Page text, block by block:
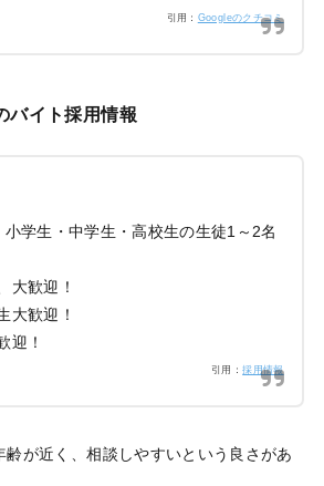
引用： Googleのクチコミ
バイト採用情報
学生・中学生・高校生の生徒1～2名
大歓迎！
大歓迎！
迎！
引用：採用情報
齢が近く、相談しやすいという良さがあ